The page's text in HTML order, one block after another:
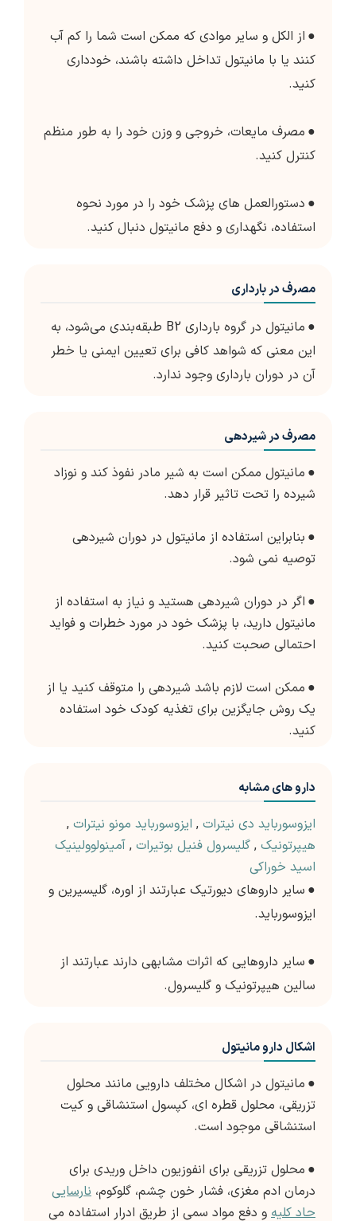
● از الکل و سایر موادی که ممکن است شما را کم آب
کنند یا با مانیتول تداخل داشته باشند، خودداری
کنید.
● مصرف مایعات، خروجی و وزن خود را به طور منظم
کنترل کنید.
● دستورالعمل های پزشک خود را در مورد نحوه
استفاده، نگهداری و دفع مانیتول دنبال کنید.
مصرف در بارداری
●
مانیتول در گروه بارداری B2 طبقه‌بندی می‌شود، به
این معنی که شواهد کافی برای تعیین ایمنی یا خطر
آن در دوران بارداری وجود ندارد.
مصرف در شیردهی
● مانیتول ممکن است به شیر مادر نفوذ کند و نوزاد
شیرده را تحت تاثیر قرار دهد.
● بنابراین استفاده از مانیتول در دوران شیردهی
توصیه نمی شود.
● اگر در دوران شیردهی هستید و نیاز به استفاده از
مانیتول دارید، با پزشک خود در مورد خطرات و فواید
احتمالی صحبت کنید.
● ممکن است لازم باشد شیردهی را متوقف کنید یا از
یک روش جایگزین برای تغذیه کودک خود استفاده
کنید.
دارو های مشابه
ایزوسورباید دی نیترات , ایزوسورباید مونو نیترات ,
هیپرتونیک , گلیسرول فنیل بوتیرات , آمینولوولینیک
اسید خوراکی
● سایر داروهای دیورتیک عبارتند از اوره، گلیسیرین و
ایزوسورباید.
● سایر داروهایی که اثرات مشابهی دارند عبارتند از
سالین هیپرتونیک و گلیسرول.
اشکال دارو مانیتول
● مانیتول در اشکال مختلف دارویی مانند محلول
تزریقی، محلول قطره ای، کپسول استنشاقی و کیت
استنشاقی موجود است.
● محلول تزریقی برای انفوزیون داخل وریدی برای
درمان ادم مغزی، فشار خون چشم، گلوکوم، نارسایی
حاد کلیه و دفع مواد سمی از طریق ادرار استفاده می